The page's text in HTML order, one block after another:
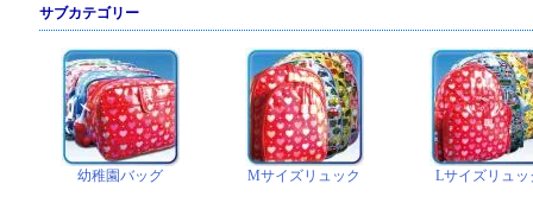
サブカテゴリー
幼稚園バッグ Mサイズリュック Lサイズリュッ